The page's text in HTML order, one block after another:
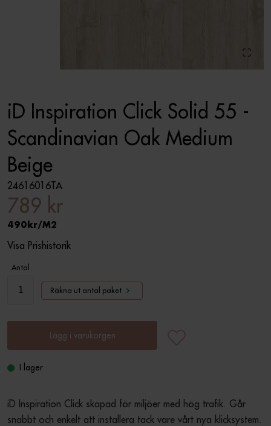
iD Inspiration Click Solid 55 -
Scandinavian Oak Medium
Beige
24616016TA
789 kr
490 M2
Visa Prishistorik
Antal
Räkna ut antal paket
Lägg i varukorgen
I lager
iD Inspiration Click skapad för miljöer med hög trafik. Går
snabbt och enkelt att installera tack vare vårt nya klicksystem.